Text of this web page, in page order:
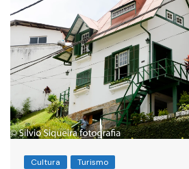
Cultura Turismo